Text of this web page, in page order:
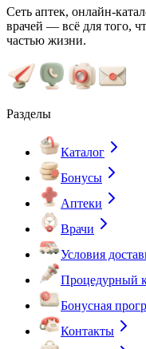
Сеть аптек, онлайн-
врачей — всё для того,
частью жизни.
Разделы
Каталог
Бонусы
Аптеки
Врачи
Условия
Процедурный
Бонусная
Контакты